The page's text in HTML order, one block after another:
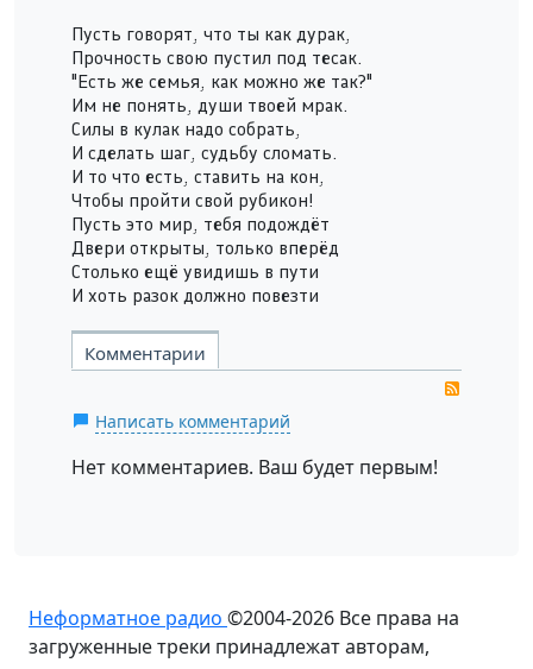
Пусть говорят, что ты как дурак,
Прочность свою пустил под тесак.
"Есть же семья, как можно же так?"
Им не понять, души твоей мрак.
Силы в кулак надо собрать,
И сделать шаг, судьбу сломать.
И то что есть, ставить на кон,
Чтобы пройти свой рубикон!
Пусть это мир, тебя подождёт
Двери открыты, только вперёд
Столько ещё увидишь в пути
И хоть разок должно повезти
Комментарии
Написать комментарий
Нет комментариев. Ваш будет первым!
Неформатное радио ©2004-2026 Все права на
загруженные треки принадлежат авторам,